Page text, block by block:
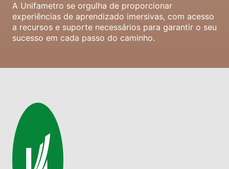
A Unifametro se orgulha de proporcionar
experiências de aprendizado imersivas, com acesso
a recursos e suporte necessários para garantir o seu
sucesso em cada passo do caminho.